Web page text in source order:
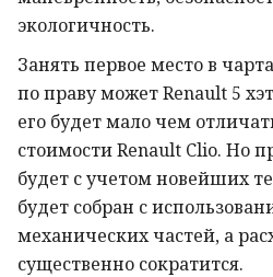
экологичность.
Занять первое место в
по праву может Renault 5
его будет мало чем
стоимости Renault Clio. Но
будет с учетом новейших
будет собран с
механических частей, а
существенно сократится.